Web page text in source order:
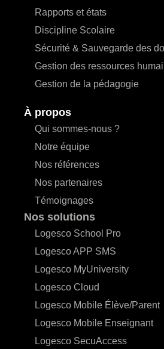
Rapports et états
Discipline Scolaire
Sécurité & Sauvegarde des
Gestion des ressources
Gestion de la pédagogie
À propos
Qui sommes-nous ?
Notre équipe
Nos références
Nos partenaires
Témoignages
Nos solutions
Logesco School Pro
Logesco APP SMS
Logesco MyUniversity
Logesco Cloud
Logesco Mobile Élève/Parent
Logesco Mobile Enseignant
Logesco SecuAccess